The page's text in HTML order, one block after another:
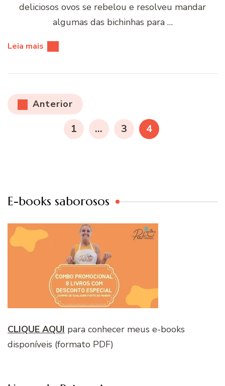
deliciosos ovos se rebelou e resolveu mandar
algumas das bichinhas para …
Leia mais
Paginação
de
Anterior
PÁGINA
1 … PÁGINA
3 PÁGINA
4
E-books saborosos
CLIQUE AQUI para conhecer meus e-books
disponíveis (formato PDF)